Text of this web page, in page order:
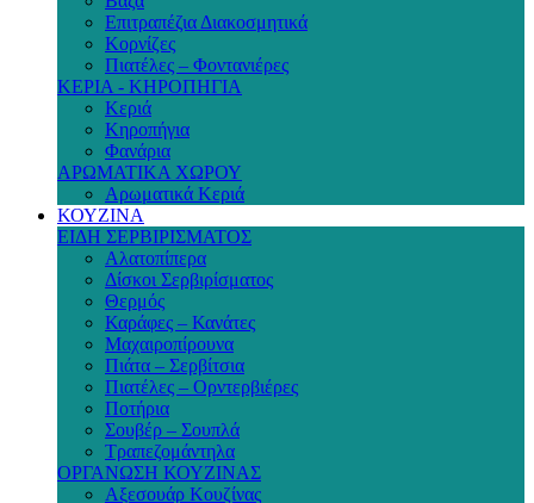
Επιτραπέζια Διακοσμητικά
Κορνίζες
Πιατέλες – Φοντανιέρες
ΚΕΡΙΑ - ΚΗΡΟΠΗΓΙΑ
Κεριά
Κηροπήγια
Φανάρια
ΑΡΩΜΑΤΙΚΑ ΧΩΡΟΥ
Αρωματικά Κεριά
ΚΟΥΖΙΝΑ
ΕΙΔΗ ΣΕΡΒΙΡΙΣΜΑΤΟΣ
Αλατοπίπερα
Δίσκοι Σερβιρίσματος
Θερμός
Καράφες – Κανάτες
Μαχαιροπίρουνα
Πιάτα – Σερβίτσια
Πιατέλες – Ορντερβιέρες
Ποτήρια
Σουβέρ – Σουπλά
Τραπεζομάντηλα
ΟΡΓΑΝΩΣΗ ΚΟΥΖΙΝΑΣ
Αξεσουάρ Κουζίνας